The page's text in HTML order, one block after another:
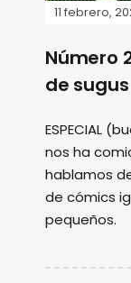
11 febrero,
Número
de sugus
ESPECIAL
nos ha
hablamos
de cómics
pequeños.